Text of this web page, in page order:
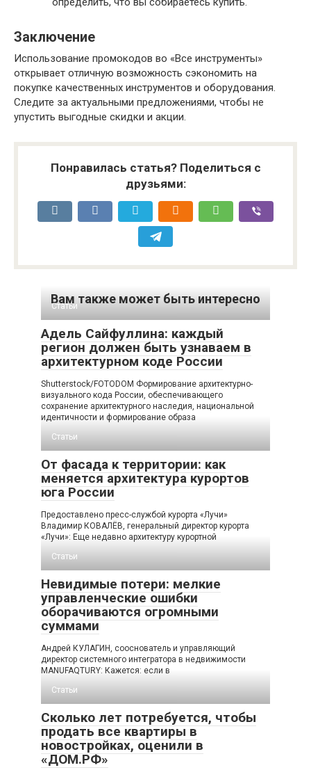
Заключение
Использование промокодов во «Все инструменты»
открывает отличную возможность сэкономить на
покупке качественных инструментов и оборудования.
Следите за актуальными предложениями, чтобы не
упустить выгодные скидки и акции.
Понравилась статья? Поделиться с
друзьями:
Вам также может быть интересно
Статьи
Адель Сайфуллина: каждый
регион должен быть узнаваем в
архитектурном коде России
Shutterstock/FOTODOM Формирование архитектурно-
визуального кода России, обеспечивающего
сохранение архитектурного наследия, национальной
идентичности и формирование образа
Статьи
От фасада к территории: как
меняется архитектура курортов
юга России
Предоставлено пресс-службой курорта «Лучи»
Владимир КОВАЛЁВ, генеральный директор курорта
«Лучи»: Еще недавно архитектуру курортной
Статьи
Невидимые потери: мелкие
управленческие ошибки
оборачиваются огромными
суммами
Андрей КУЛАГИН, сооснователь и управляющий
директор системного интегратора в недвижимости
MANUFAQTURY: Кажется: если в
Статьи
Сколько лет потребуется, чтобы
продать все квартиры в
новостройках, оценили в
«ДОМ.РФ»